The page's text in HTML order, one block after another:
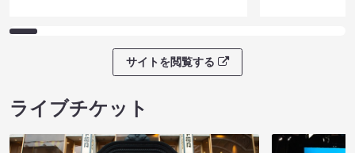
サイトを閲覧する
ライブチケット